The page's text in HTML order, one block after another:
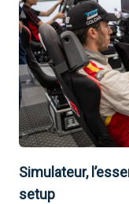
Simulateur,
setup